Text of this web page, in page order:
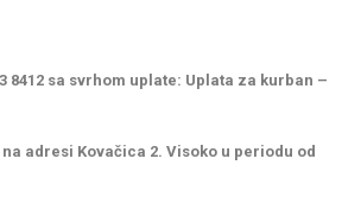
8412 sa svrhom uplate: Uplata za kurban –
adresi Kovačica 2. Visoko u periodu od